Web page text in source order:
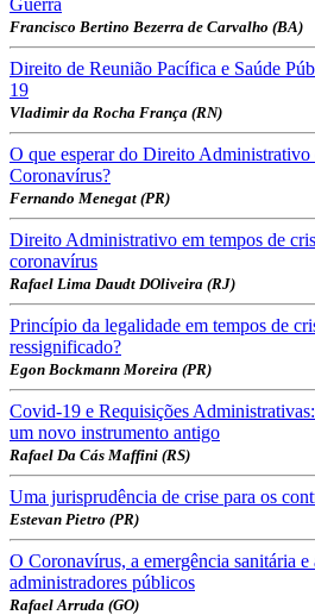
Guerra
Francisco Bertino Bezerra de Carvalho (BA)
Direito de Reunião Pacífica e Saúde
19
Vladimir da Rocha França (RN)
O que esperar do Direito Administrativo
Coronavírus?
Fernando Menegat (PR)
Direito Administrativo em tempos de
coronavírus
Rafael Lima Daudt DOliveira (RJ)
Princípio da legalidade em tempos de
ressignificado?
Egon Bockmann Moreira (PR)
Covid-19 e Requisições
um novo instrumento antigo
Rafael Da Cás Maffini (RS)
Uma jurisprudência de crise para os
Estevan Pietro (PR)
O Coronavírus, a emergência sanitária e
administradores públicos
Rafael Arruda (GO)